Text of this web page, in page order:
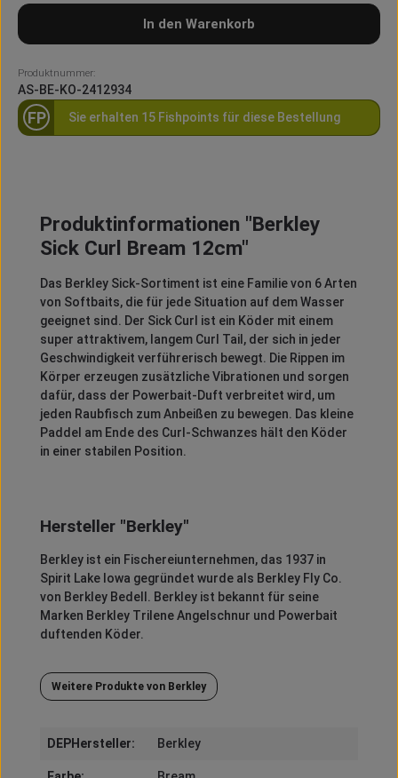
In den Warenkorb
Produktnummer:
AS-BE-KO-2412934
FP Sie erhalten 15 Fishpoints für diese Bestellung
Produktinformationen "Berkley
Sick Curl Bream 12cm"
Das Berkley Sick-Sortiment ist eine Familie von 6 Arten
von Softbaits, die für jede Situation auf dem Wasser
geeignet sind. Der Sick Curl ist ein Köder mit einem
super attraktivem, langem Curl Tail, der sich in jeder
Geschwindigkeit verführerisch bewegt. Die Rippen im
Körper erzeugen zusätzliche Vibrationen und sorgen
dafür, dass der Powerbait-Duft verbreitet wird, um
jeden Raubfisch zum Anbeißen zu bewegen. Das kleine
Paddel am Ende des Curl-Schwanzes hält den Köder
in einer stabilen Position.
Hersteller "Berkley"
Berkleyist ein Fischereiunternehmen, das 1937 in
Spirit Lake Iowa gegründet wurde als Berkley FlyCo.
von Berkley Bedell . Berkleyist bekannt für seine
Marken Berkley TrileneAngelschnur und Powerbait
duftenden Köder.
Weitere Produkte von Berkley
DEPHersteller: Berkley